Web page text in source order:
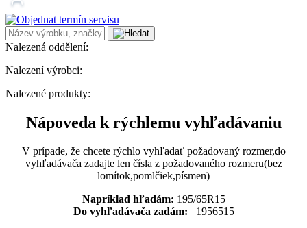
Nalezená oddělení:
Nalezení výrobci:
Nalezené produkty:
Nápoveda k rýchlemu vyhľadávaniu
V prípade, že chcete rýchlo vyhľadať požadovaný rozmer,do
vyhľadávača zadajte len čísla z požadovaného rozmeru(bez
lomítok,pomlčiek,písmen)
Napríklad hľadám: 195/65R15
Do vyhľadávača zadám: 1956515